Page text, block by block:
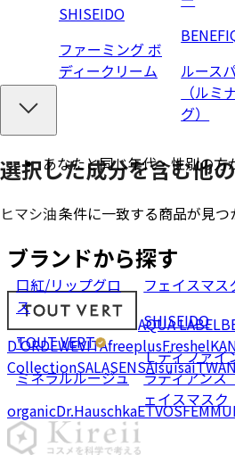
選択した成分を含む他
ヒマシ油
口紅/リップグロ
ス
TOUT VERT
ミネラルルージュ
フェイスマス
SHISEIDO
Ｌディファ
ラディアン
ェイスマスク
SHISEIDO
ファーミング ボ
ディークリーム
ルース
（ルミ
グ）
あなたと同じ年代・性別の方
条件に一致する商品が見つ
ブランドから探す
AQUA LABEL
D'ORDEWEVITAfreeplusFreshel
CollectionSALASENSAIsuisai
organicDr.HauschkaETVOS